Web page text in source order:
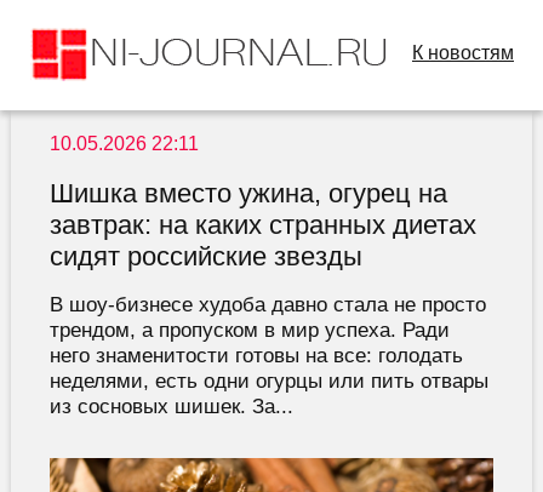
К новостям
10.05.2026 22:11
Шишка вместо ужина, огурец на
завтрак: на каких странных диетах
сидят российские звезды
В шоу-бизнесе худоба давно стала не просто
трендом, а пропуском в мир успеха. Ради
него знаменитости готовы на все: голодать
неделями, есть одни огурцы или пить отвары
из сосновых шишек. За...